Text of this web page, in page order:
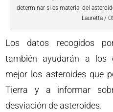
determinar si es material del
Lauretta /
Los datos recogidos
también ayudarán a los
mejor los asteroides que
Tierra y a informar
desviación de asteroides.